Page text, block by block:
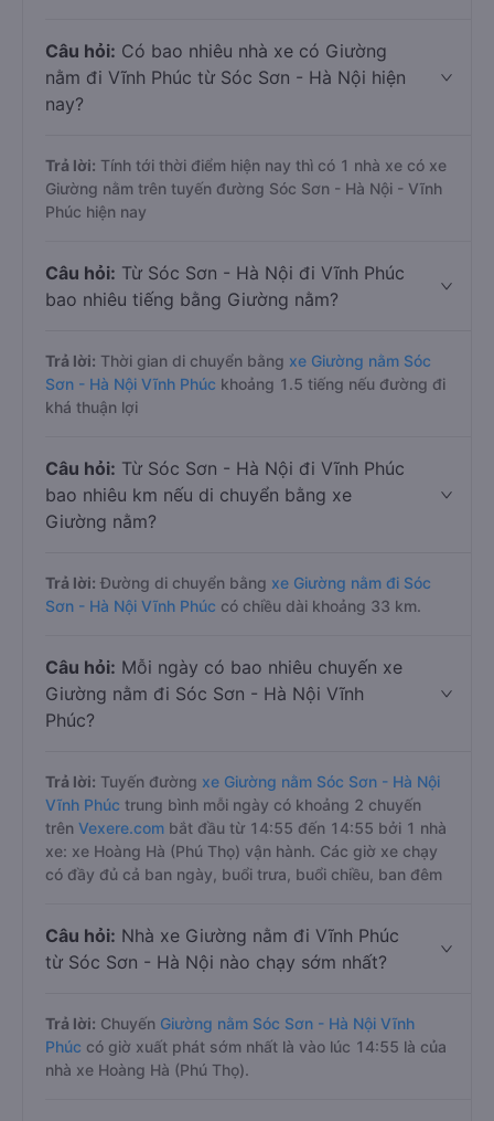
Câu hỏi: Có bao nhiêu nhà xe có Giường
nằm đi Vĩnh Phúc từ Sóc Sơn - Hà Nội hiện
nay?
Trả lời: Tính tới thời điểm hiện nay thì có 1 nhà xe có xe
Giường nằm trên tuyến đường Sóc Sơn - Hà Nội - Vĩnh
Phúc hiện nay
Câu hỏi: Từ Sóc Sơn - Hà Nội đi Vĩnh Phúc
bao nhiêu tiếng bằng Giường nằm?
Trả lời: Thời gian di chuyển bằng xe Giường nằm Sóc
Sơn - Hà Nội Vĩnh Phúc khoảng 1.5 tiếng nếu đường đi
khá thuận lợi
Câu hỏi: Từ Sóc Sơn - Hà Nội đi Vĩnh Phúc
bao nhiêu km nếu di chuyển bằng xe
Giường nằm?
Trả lời: Đường di chuyển bằng xe Giường nằm đi Sóc
Sơn - Hà Nội Vĩnh Phúc có chiều dài khoảng 33 km.
Câu hỏi: Mỗi ngày có bao nhiêu chuyến xe
Giường nằm đi Sóc Sơn - Hà Nội Vĩnh
Phúc?
Trả lời: Tuyến đường xe Giường nằm Sóc Sơn - Hà Nội
Vĩnh Phúc trung bình mỗi ngày có khoảng 2 chuyến
trên Vexere.com bắt đầu từ 14:55 đến 14:55 bởi 1 nhà
xe: xe Hoàng Hà (Phú Thọ) vận hành. Các giờ xe chạy
có đầy đủ cả ban ngày, buổi trưa, buổi chiều, ban đêm
Câu hỏi: Nhà xe Giường nằm đi Vĩnh Phúc
từ Sóc Sơn - Hà Nội nào chạy sớm nhất?
Trả lời: Chuyến Giường nằm Sóc Sơn - Hà Nội Vĩnh
Phúc có giờ xuất phát sớm nhất là vào lúc 14:55 là của
nhà xe Hoàng Hà (Phú Thọ).